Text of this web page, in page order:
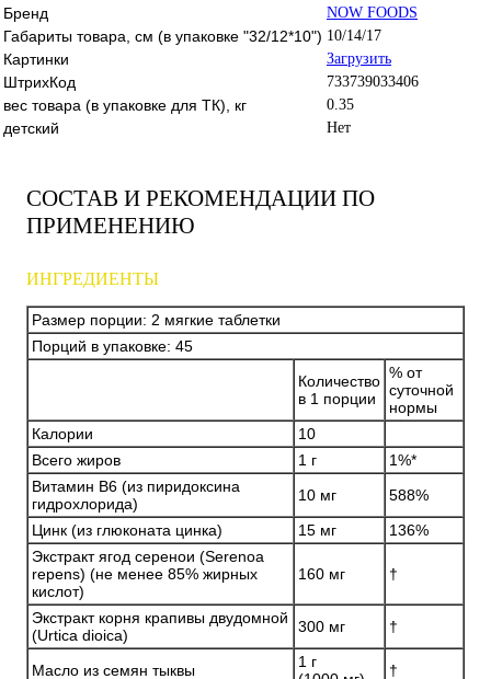
Бренд NOW FOODS
Габариты товара, см (в упаковке "32/12*10") 10/14/17
Картинки Загрузить
ШтрихКод 733739033406
вес товара (в упаковке для ТК), кг 0.35
детский Нет
СОСТАВ И РЕКОМЕНДАЦИИ ПО
ПРИМЕНЕНИЮ
ИНГРЕДИЕНТЫ
Размер порции: 2 мягкие таблетки
Порций в упаковке: 45
Количество
в 1 порции
% от
суточной
нормы
Калории
10
Всего жиров
1 г
1%*
Витамин B6 (из пиридоксина
гидрохлорида)
10 мг
588%
Цинк (из глюконата цинка)
15 мг
136%
Экстракт ягод серенои (Serenoa
repens) (не менее 85% жирных
кислот)
160 мг †
Экстракт корня крапивы двудомной
(Urtica dioica)
300 мг †
Масло из семян тыквы
1 г
†